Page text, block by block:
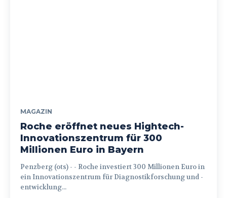
MAGAZIN
Roche eröffnet neues Hightech-
Innovationszentrum für 300
Millionen Euro in Bayern
Penzberg (ots) - - Roche investiert 300 Millionen Euro in
ein Innovationszentrum für Diagnostikforschung und -
entwicklung...